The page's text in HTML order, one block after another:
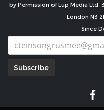
by Permission of Lup Media Ltd.
London N3
Since
Subscribe